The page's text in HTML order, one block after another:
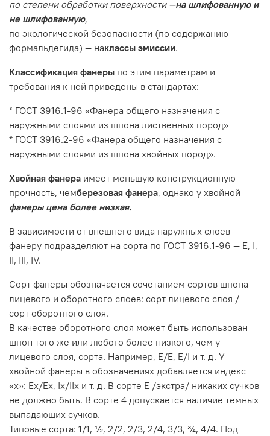
по степени обработки поверхности —на шлифованную и
не шлифованную,
по экологической безопасности (по содержанию
формальдегида) — наклассы эмиссии.
Классификация фанеры по этим параметрам и
требования к ней приведены в стандартах:
* ГОСТ 3916.1-96 «Фанера общего назначения с
наружными слоями из шпона лиственных пород»
* ГОСТ 3916.2-96 «Фанера общего назначения с
наружными слоями из шпона хвойных пород».
Хвойная фанера имеет меньшую конструкционную
прочность, чемберезовая фанера, однако у хвойной
фанеры цена более низкая.
В зависимости от внешнего вида наружных слоев
фанеру подразделяют на сорта по ГОСТ 3916.1-96 — E, I,
II, III, IV.
Сорт фанеры обозначается сочетанием сортов шпона
лицевого и оборотного слоев: сорт лицевого слоя /
сорт оборотного слоя.
В качестве оборотного слоя может быть использован
шпон того же или любого более низкого, чем у
лицевого слоя, сорта. Например, Е/Е, Е/I и т. д. У
хвойной фанеры в обозначениях добавляется индекс
«х»: Ех/Ех, Iх/IIх и т. д. В сорте Е /экстра/ никаких сучков
не должно быть. В сорте 4 допускается наличие темных
выпадающих сучков.
Типовые сорта: 1/1, ½, 2/2, 2/3, 2/4, 3/3, ¾, 4/4. Под